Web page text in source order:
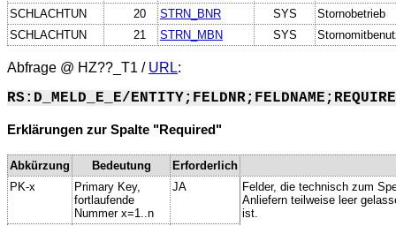
SCHLACHTUN
20 STRN_BNR SYS
Stornobetrieb
SCHLACHTUN
21 STRN_MBN SYS
Abfrage @ HZ??_T1 / URL:
RS:D_MELD_E_E/
Erklärungen zur Spalte "Required"
Abkürzung Bedeutung
Erforderlich
PK-x
Primary Key,
fortlaufende
Nummer x=1..n
JA
Felder, die technisch zum
Anliefern teilweise leer
ist.